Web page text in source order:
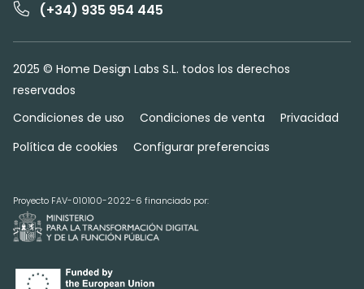
(+34) 935 954 445
2025 © Home Design Labs S.L. todos los derechos
reservados
Condiciones de uso
Condiciones de venta
Privacidad
Política de cookies
Configurar preferencias
Proyecto FAV-010100-2022-6 financiado por: